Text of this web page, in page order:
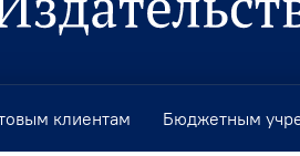
клиентам Бюджетным